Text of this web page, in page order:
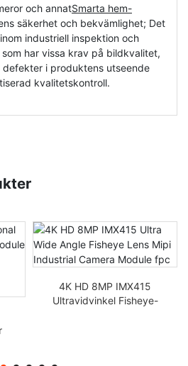
och annatSmarta hem-
säkerhet och bekvämlighet; Det
industriell inspektion och
har vissa krav på bildkvalitet,
i produktens utseende
kvalitetskontroll.
4K HD 8MP IMX415
Ultravidvinkel Fisheye-